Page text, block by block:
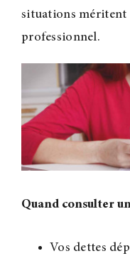
situations méritent
professionnel.
Quand consulter
Vos dettes